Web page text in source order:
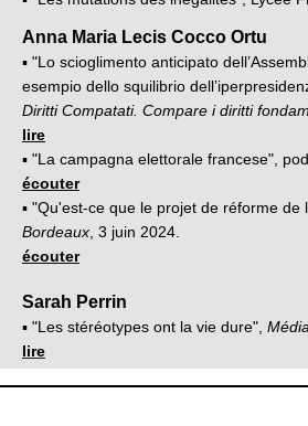
Anna Maria Lecis Cocco Ortu
▪ "Lo scioglimento anticipato
esempio dello squilibrio
Diritti Compatati. Compare i diritti
lire
▪ "La campagna elettorale francese",
écouter
▪ "Qu'est-ce que le projet de réforme de
Bordeaux , 3 juin 2024.
écouter
Sarah Perrin
▪ "Les stéréotypes ont la vie dure",
lire